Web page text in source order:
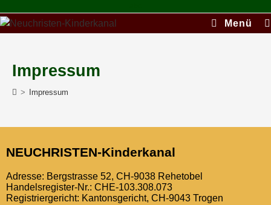
Menü
Impressum
> Impressum
NEUCHRIS­TEN-Kinderkanal
Adresse: Bergstrasse 52, CH-9038 Reheto­bel
Han­del­sreg­is­ter-Nr.: CHE-103.308.073
Reg­istri­erg­ericht: Kan­ton­s­gericht, CH-9043 Tro­gen